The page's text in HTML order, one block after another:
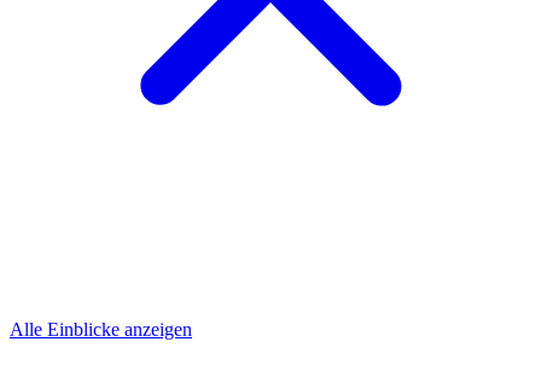
Alle Einblicke anzeigen